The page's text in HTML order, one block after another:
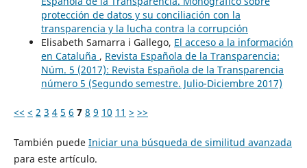
protección de datos y su conciliación con la
transparencia y la lucha contra la corrupción
Elisabeth Samarra i Gallego, El acceso a la información
en Cataluña , Revista Española de la Transparencia:
Núm. 5 (2017): Revista Española de la Transparencia
número 5 (Segundo semestre. Julio-Diciembre 2017)
<< < 2 3 4 5 6 7 8 9 10 11 > >>
También puede Iniciar una búsqueda de similitud avanzada
para este artículo.